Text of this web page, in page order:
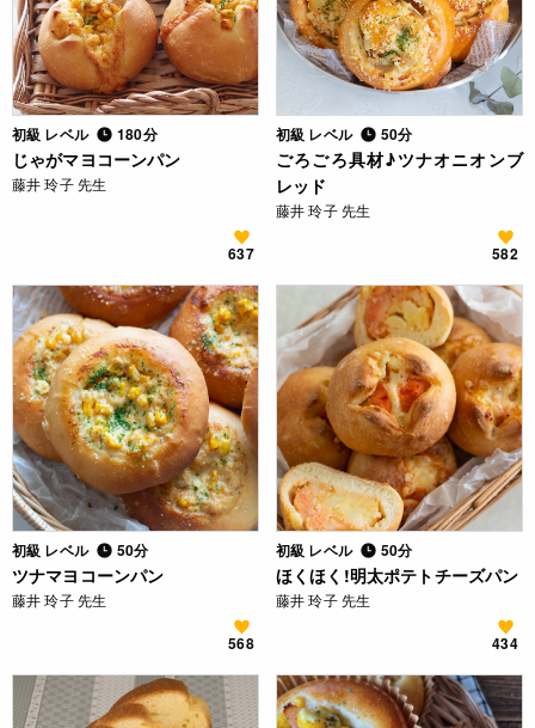
初級 レベル 180分
じゃがマヨコーンパン
藤井 玲子 先生
637
初級 レベル 50分
ごろごろ具材♪ツナオニオンブ
レッド
藤井 玲子 先生
582
初級 レベル 50分
ツナマヨコーンパン
藤井 玲子 先生
568
初級 レベル 50分
ほくほく!明太ポテトチーズパン
藤井 玲子 先生
434